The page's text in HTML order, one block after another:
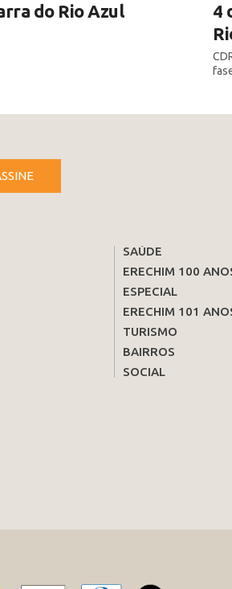
do Rio Azul
4
SAÚDE
ERECHIM 100
ESPECIAL
ERECHIM 101
TURISMO
BAIRROS
SOCIAL